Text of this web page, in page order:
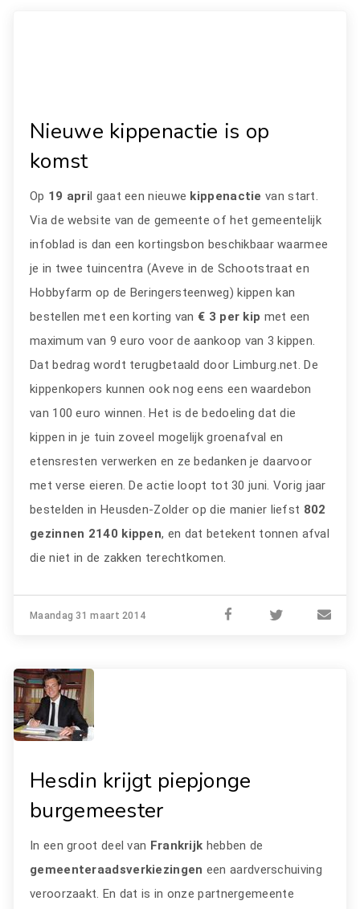
Nieuwe kippenactie is op
komst
Op 19 april gaat een nieuwe kippenactievan start.
Via de website van de gemeente of het gemeentelijk
infoblad is dan een kortingsbon beschikbaar waarmee
je in twee tuincentra (Aveve in de Schootstraat en
Hobbyfarm op de Beringersteenweg) kippen kan
bestellen met een korting van € 3 per kip met een
maximum van 9 euro voor de aankoop van 3 kippen.
Dat bedrag wordt terugbetaald door Limburg.net. De
kippenkopers kunnen ook nog eens een waardebon
van 100 euro winnen. Het is de bedoeling dat die
kippen in je tuin zoveel mogelijk groenafval en
etensresten verwerken en ze bedanken je daarvoor
met verse eieren. De actie loopt tot 30 juni. Vorig jaar
bestelden in Heusden-Zolder op die manier liefst 802
gezinnen 2140 kippen, en dat betekent tonnen afval
die niet in de zakken terechtkomen.
Maandag 31 maart 2014
Hesdin krijgt piepjonge
burgemeester
In een groot deel van Frankrijk hebben de
gemeenteraadsverkiezingen een aardverschuiving
veroorzaakt. En dat is in onze partnergemeente